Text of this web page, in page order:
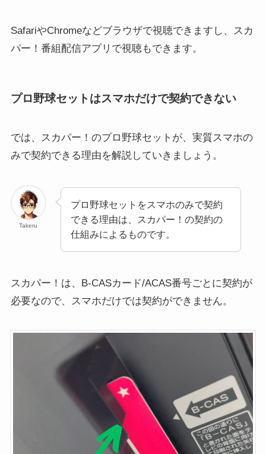
SafariやChromeなどブラウザで視聴できますし、スカ
パー！番組配信アプリで視聴もできます。
プロ野球セットはスマホだけで契約できない
では、スカパー！のプロ野球セットが、実質スマホの
みで契約できる理由を解説していきましょう。
Takeru
プロ野球セットをスマホのみで契約
できる理由は、スカパー！の契約の
仕組みによるものです。
スカパー！は、B-CASカード/ACAS番号ごとに契約が
必要なので、スマホだけでは契約ができません。